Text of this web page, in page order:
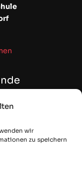
wir
zu speichern